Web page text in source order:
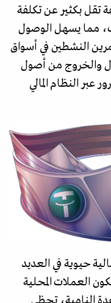
تقل بكثير عن تكلفة
مما يسهل الوصول
النشطين في أسواق
والخروج من أصول
عبر النظام المالي
حيوية في العديد
العملات المحلية